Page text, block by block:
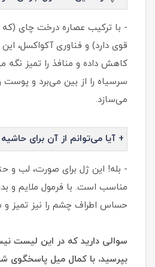
- با ترکیب عصاره درخت چای
قوی دارد) و فناوری آکواکسل،
کاهش داده و منافذ را تمیز
سرسیاه را از بین می‌برد و
می‌سازد.
+ آیا می‌توانم از آن برای
- بله! این ژل برای صورت، لب
مناسب است. با فرمول ملایم و
حساس اطراف چشم را نیز تمیز
سوالی دارید که در این لیست
بپرسید، با کمال میل پاسخگوی